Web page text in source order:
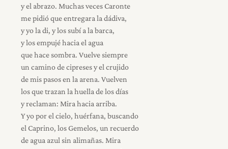
y el abrazo. Muchas veces Caronte
me pidió que entregara la dádiva,
y yo la di, y los subí a la barca,
y los empujé hacia el agua
que hace sombra. Vuelve siempre
un camino de cipreses y el crujido
de mis pasos en la arena. Vuelven
los que trazan la huella de los días
y reclaman: Mira hacia arriba.
Y yo por el cielo, huérfana, buscando
el Caprino, los Gemelos, un recuerdo
de agua azul sin alimañas. Mira